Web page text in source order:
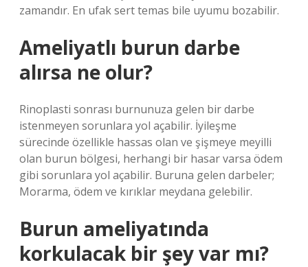
zamandır. En ufak sert temas bile uyumu bozabilir.
Ameliyatlı burun darbe
alırsa ne olur?
Rinoplasti sonrası burnunuza gelen bir darbe
istenmeyen sorunlara yol açabilir. İyileşme
sürecinde özellikle hassas olan ve şişmeye meyilli
olan burun bölgesi, herhangi bir hasar varsa ödem
gibi sorunlara yol açabilir. Buruna gelen darbeler;
Morarma, ödem ve kırıklar meydana gelebilir.
Burun ameliyatında
korkulacak bir şey var mı?